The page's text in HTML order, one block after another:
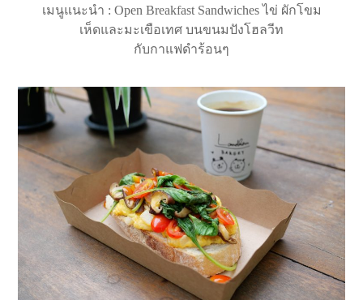
เมนูแนะนำ : Open Breakfast Sandwiches ไข่ ผักโขม
เห็ดและมะเขือเทศ บนขนมปังโฮลวีท
กับกาแฟดำร้อนๆ